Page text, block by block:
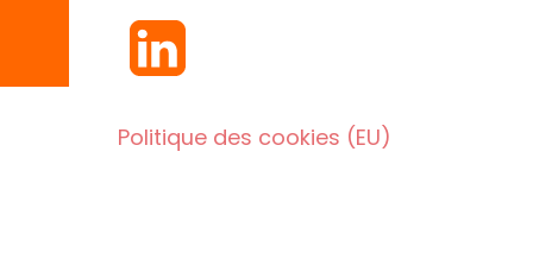
Politique des cookies (EU)